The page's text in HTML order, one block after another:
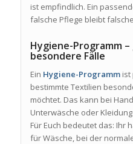
ist empfindlich. Ein
falsche Pflege bleibt
Hygiene-Programm
besondere Fälle
Ein Hygiene-Programmist
bestimmte Textilien
möchtet. Das kann bei
Unterwäsche oder
Für Euch bedeutet das: Ihr
für Wäsche, bei der